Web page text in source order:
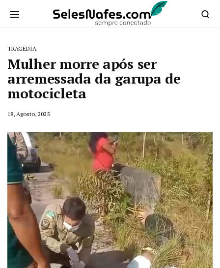
TRAGÉDIA
Mulher morre após ser
arremessada da garupa de
motocicleta
18, Agosto, 2025